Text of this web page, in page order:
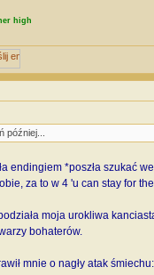
high
później...
endingiem *poszła szukać
za to w 4 'u can stay for
moja urokliwa
bohaterów.
mnie o nagły atak